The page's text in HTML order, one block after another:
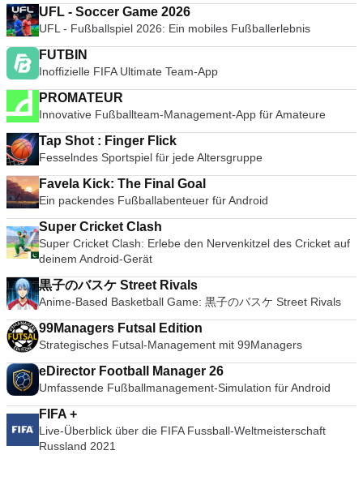
UFL - Soccer Game 2026
UFL - Fußballspiel 2026: Ein mobiles Fußballerlebnis
FUTBIN
Inoffizielle FIFA Ultimate Team-App
PROMATEUR
Innovative Fußballteam-Management-App für Amateure
Tap Shot : Finger Flick
Fesselndes Sportspiel für jede Altersgruppe
Favela Kick: The Final Goal
Ein packendes Fußballabenteuer für Android
Super Cricket Clash
Super Cricket Clash: Erlebe den Nervenkitzel des Cricket auf
deinem Android-Gerät
黒子のバスケ Street Rivals
Anime-Based Basketball Game: 黒子のバスケ Street Rivals
99Managers Futsal Edition
Strategisches Futsal-Management mit 99Managers
eDirector Football Manager 26
Umfassende Fußballmanagement-Simulation für Android
FIFA +
Live-Überblick über die FIFA Fussball-Weltmeisterschaft
Russland 2021